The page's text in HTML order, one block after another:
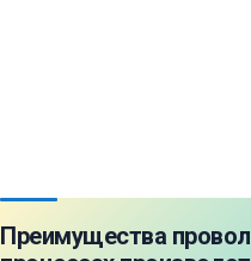
Преимущества